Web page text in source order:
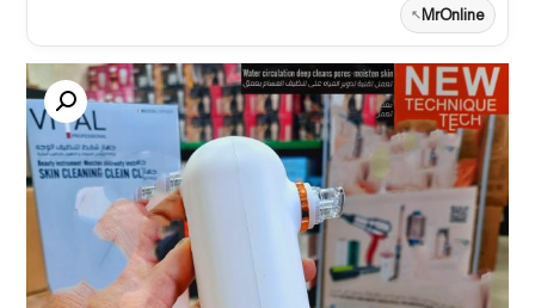
MrOnline